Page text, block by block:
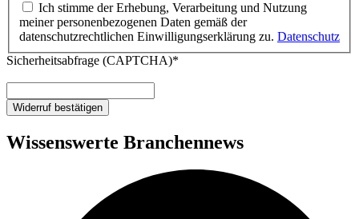
Ich stimme der Erhebung, Verarbeitung und Nutzung
meiner personenbezogenen Daten gemäß der
datenschutzrechtlichen Einwilligungserklärung zu. Datenschutz
Sicherheitsabfrage (CAPTCHA)*
Wissenswerte Branchennews